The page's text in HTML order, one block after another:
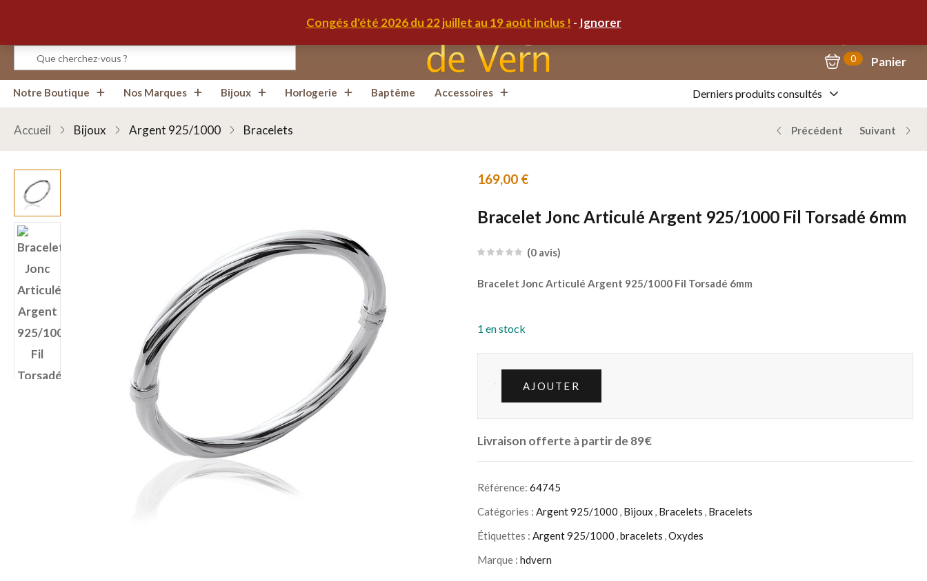
Congés d'été 2026 du 22 juillet au 19 août inclus ! - Ignorer
0 Panier
Notre Boutique Nos Marques Bijoux Horlogerie Baptême Accessoires Derniers produits consultés
Accueil Bijoux Argent 925/1000 Bracelets Précédent Suivant
169,00 €
Bracelet Jonc Articulé Argent 925/1000 Fil Torsadé 6mm
0 avis
Bracelet Jonc Articulé Argent 925/1000 Fil Torsadé 6mm
1 en stock
AJOUTER
Livraison offerte à partir de 89€
Référence: 64745
Catégories : Argent 925/1000 , Bijoux , Bracelets , Bracelets
Étiquettes : Argent 925/1000 ,bracelets ,Oxydes
Marque : hdvern